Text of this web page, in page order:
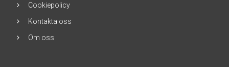
Cookiepolicy
Kontakta oss
Om oss